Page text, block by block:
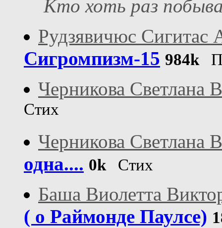
Кто хоть раз
Рудзявичюс Сигитас
Сигромпизм-15 984k
Черникова Светлана
Стих
Черникова Светлана
одна.... 0kСтих
Баша Виолетта
( о Раймонде Паулсе)